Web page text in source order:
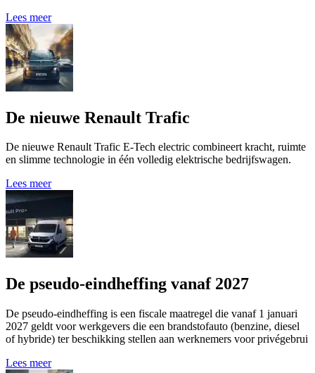
Lees meer
De nieuwe Renault Trafic
De nieuwe Renault Trafic E-Tech electric combineert kracht, ruimte
en slimme technologie in één volledig elektrische bedrijfswagen.
Lees meer
De pseudo-eindheffing vanaf 2027
De pseudo-eindheffing is een fiscale maatregel die vanaf 1 januari
2027 geldt voor werkgevers die een brandstofauto (benzine, diesel
of hybride) ter beschikking stellen aan werknemers voor privégebrui
Lees meer